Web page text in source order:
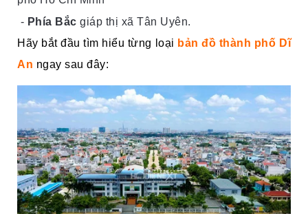
- Phía Bắc giáp thị xã Tân Uyên.
Hãy bắt đầu tìm hiểu từng loại bản đồ thành phố Dĩ
An ngay sau đây: